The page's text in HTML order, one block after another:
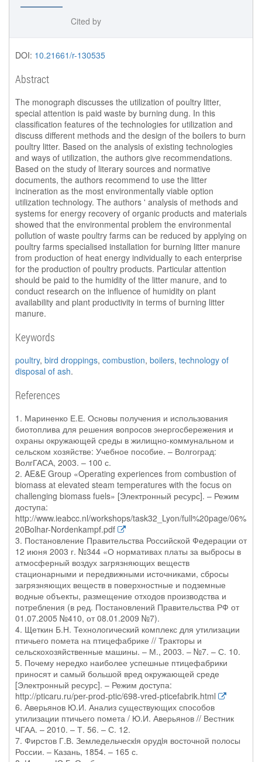
Cited by
DOI: 10.21661/r-130535
Abstract
The monograph discusses the utilization of poultry litter,
special attention is paid waste by burning dung. In this
classification features of the technologies for utilization and
discuss different methods and the design of the boilers to burn
poultry litter. Based on the analysis of existing technologies
and ways of utilization, the authors give recommendations.
Based on the study of literary sources and normative
documents, the authors recommend to use the litter
incineration as the most environmentally viable option
utilization technology. The authors ' analysis of methods and
systems for energy recovery of organic products and materials
showed that the environmental problem the environmental
pollution of waste poultry farms can be reduced by applying on
poultry farms specialised installation for burning litter manure
from production of heat energy individually to each enterprise
for the production of poultry products. Particular attention
should be paid to the humidity of the litter manure, and to
conduct research on the influence of humidity on plant
availability and plant productivity in terms of burning litter
manure.
Keywords
poultry, bird droppings, combustion, boilers, technology of
disposal of ash.
References
1. Мариненко Е.Е. Основы получения и использования
биотоплива для решения вопросов энергосбережения и
охраны окружающей среды в жилищно-коммунальном и
сельском хозяйстве: Учебное пособие. – Волгоград:
ВолгГАСА, 2003. – 100 с.
2. AE&E Group «Operating experiences from combustion of
biomass at elevated steam temperatures with the focus on
challenging biomass fuels» [Электронный ресурс]. – Режим
доступа:
http://www.ieabcc.nl/workshops/task32_Lyon/full%20page/06%
20Bolhar-Nordenkampf.pdf
3. Постановление Правительства Российской Федерации от
12 июня 2003 г. №344 «О нормативах платы за выбросы в
атмосферный воздух загрязняющих веществ
стационарными и передвижными источниками, сбросы
загрязняющих веществ в поверхностные и подземные
водные объекты, размещение отходов производства и
потребления (в ред. Постановлений Правительства РФ от
01.07.2005 №410, от 08.01.2009 №7).
4. Щеткин Б.Н. Технологический комплекс для утилизации
птичьего помета на птицефабрике // Тракторы и
сельскохозяйственные машины. – М., 2003. – №7. – С. 10.
5. Почему нередко наиболее успешные птицефабрики
приносят и самый большой вред окружающей среде
[Электронный ресурс]. – Режим доступа:
http://pticaru.ru/per-prod-ptic/698-vred-pticefabrik.html
6. Аверьянов Ю.И. Анализ существующих способов
утилизации птичьего помета / Ю.И. Аверьянов // Вестник
ЧГАА. – 2010. – Т. 56. – С. 12.
7. Фирстов Г.В. Земледельческiя орудiя восточной полосы
России. – Казань, 1854. – 165 с.